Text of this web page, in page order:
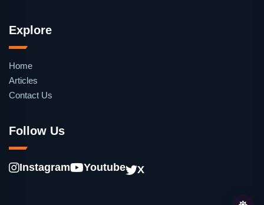
Explore
Home
Articles
Contact Us
Follow Us
Instagram Youtube X